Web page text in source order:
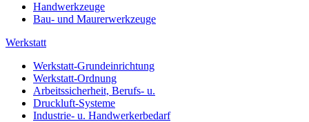
Handwerkzeuge
Bau- und Maurerwerkzeuge
Werkstatt
Werkstatt-Grundeinrichtung
Werkstatt-Ordnung
Arbeitssicherheit, Berufs- u.
Druckluft-Systeme
Industrie- u. Handwerkerbedarf